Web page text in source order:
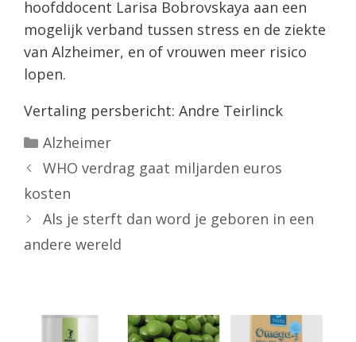
hoofddocent Larisa Bobrovskaya aan een
mogelijk verband tussen stress en de ziekte
van Alzheimer, en of vrouwen meer risico
lopen.
Vertaling persbericht: Andre Teirlinck
Categorieën
Alzheimer
WHO verdrag gaat miljarden euros
kosten
Als je sterft dan word je geboren in een
andere wereld